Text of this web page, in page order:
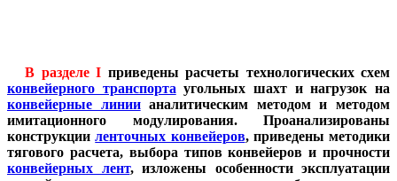
В разделе I приведены расчеты технологических схем
конвейерного транспорта угольных шахт и нагрузок на
конвейерные линиианалитическим методом и методом
имитационного модулирования. Проанализированы
конструкцииленточных конвейеров, приведены методики
тягового расчета, выбора типов конвейеров и прочности
конвейерных лент, изложены особенности эксплуатации